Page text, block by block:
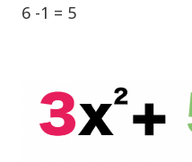
6 -1 = 5